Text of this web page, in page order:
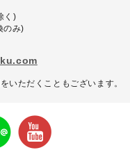
く)
のみ)
いただくこともございます。